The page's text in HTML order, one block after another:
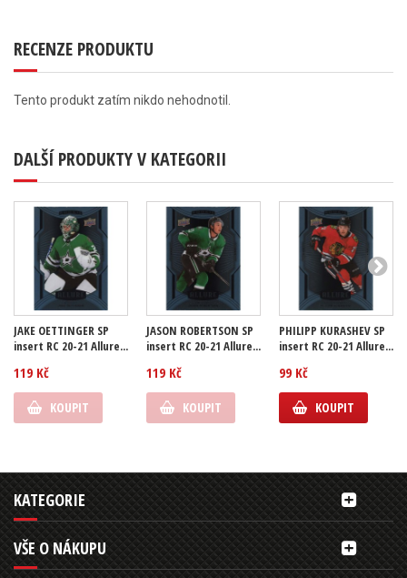
RECENZE PRODUKTU
Tento produkt zatím nikdo nehodnotil.
DALŠÍ PRODUKTY V KATEGORII
JAKE OETTINGER SP
insert RC 20-21 Allure...
119 Kč
KOUPIT
JASON ROBERTSON SP
insert RC 20-21 Allure...
119 Kč
KOUPIT
PHILIPP KURASHEV SP
insert RC 20-21 Allure...
99 Kč
KOUPIT
KATEGORIE
VŠE O NÁKUPU